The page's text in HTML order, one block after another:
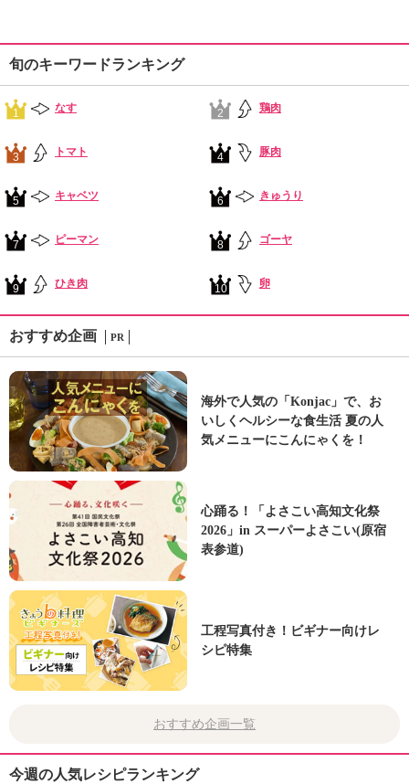
旬のキーワードランキング
1 なす 2 鶏肉
3 トマト 4 豚肉
5 キャベツ 6 きゅうり
7 ピーマン 8 ゴーヤ
9 ひき肉 10 卵
おすすめ企画 PR
海外で人気の「Konjac」で、お
いしくヘルシーな食生活 夏の人
気メニューにこんにゃくを！
心踊る！「よさこい高知文化祭
2026」in スーパーよさこい(原宿
表参道)
工程写真付き！ビギナー向けレ
シピ特集
おすすめ企画一覧
今週の人気レシピランキング